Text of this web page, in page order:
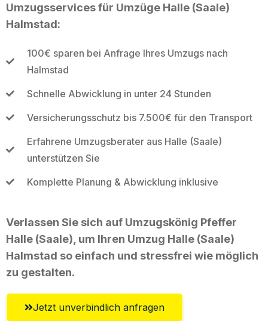
Umzugsservices für Umzüge Halle (Saale)
Halmstad:
100€ sparen bei Anfrage Ihres Umzugs nach
Halmstad
Schnelle Abwicklung in unter 24 Stunden
Versicherungsschutz bis 7.500€ für den Transport
Erfahrene Umzugsberater aus Halle (Saale)
unterstützen Sie
Komplette Planung & Abwicklung inklusive
Verlassen Sie sich auf Umzugskönig Pfeffer
Halle (Saale), um Ihren Umzug Halle (Saale)
Halmstad so einfach und stressfrei wie möglich
zu gestalten.
Jetzt unverbindlich anfragen